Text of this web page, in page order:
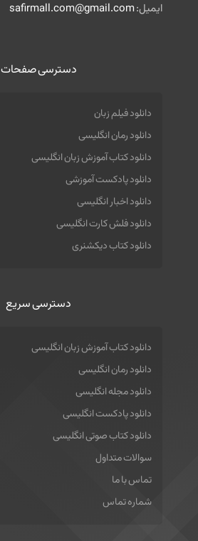
ایمیل:safirmall.com@gmail.com
دسترسی صفحات
دانلود فیلم زبان
دانلود رمان انگلیسی
دانلود کتاب آموزش زبان انگلیسی
دانلود پادکست آموزشی
دانلود اخبار انگلیسی
دانلود فلش کارت انگلیسی
دانلود کتاب دیکشنری
دسترسی سریع
دانلود کتاب آموزش زبان انگلیسی
دانلود رمان انگلیسی
دانلود مجله انگلیسی
دانلود پادکست انگلیسی
دانلود کتاب صوتی انگلیسی
سوالات متداول
تماس با ما
شماره تماس